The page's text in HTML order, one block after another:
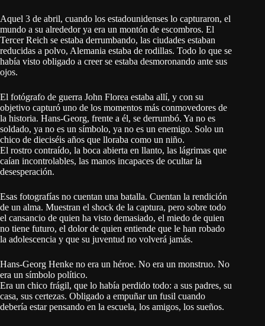
Aquel 3 de abril, cuando los estadounidenses lo capturaron, el
mundo a su alrededor ya era un montón de escombros. El
Tercer Reich se estaba derrumbando, las ciudades estaban
reducidas a polvo, Alemania estaba de rodillas. Todo lo que se
había visto obligado a creer se estaba desmoronando ante sus
ojos.
El fotógrafo de guerra John Florea estaba allí, y con su
objetivo capturó uno de los momentos más conmovedores de
la historia. Hans-Georg, frente a él, se derrumbó. Ya no es
soldado, ya no es un símbolo, ya no es un enemigo. Solo un
chico de dieciséis años que lloraba como un niño.
El rostro contraído, la boca abierta en llanto, las lágrimas que
caían incontrolables, las manos incapaces de ocultar la
desesperación.
Esas fotografías no cuentan una batalla. Cuentan la rendición
de un alma. Muestran el shock de la captura, pero sobre todo
el cansancio de quien ha visto demasiado, el miedo de quien
no tiene futuro, el dolor de quien entiende que le han robado
la adolescencia y que su juventud no volverá jamás.
Hans-Georg Henke no era un héroe. No era un monstruo. No
era un símbolo político.
Era un chico frágil, que lo había perdido todo: a sus padres, su
casa, sus certezas. Obligado a empuñar un fusil cuando
debería estar pensando en la escuela, los amigos, los sueños.